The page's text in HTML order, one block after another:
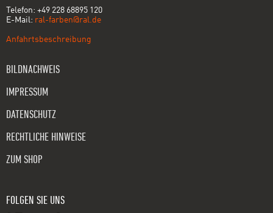
Telefon: +49 228 68895 120
E-Mail: ral-farben@ral.de
Anfahrtsbeschreibung
BILDNACHWEIS
IMPRESSUM
DATENSCHUTZ
RECHTLICHE HINWEISE
ZUM SHOP
FOLGEN SIE UNS